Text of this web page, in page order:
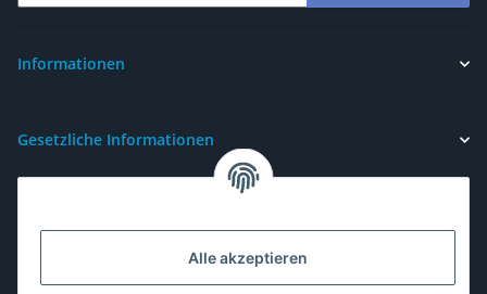
Alle akzeptieren
Informationen
Gesetzliche Informationen